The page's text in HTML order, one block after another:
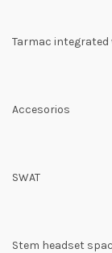
Tarmac integrated
Accesorios
SWAT
Stem headset